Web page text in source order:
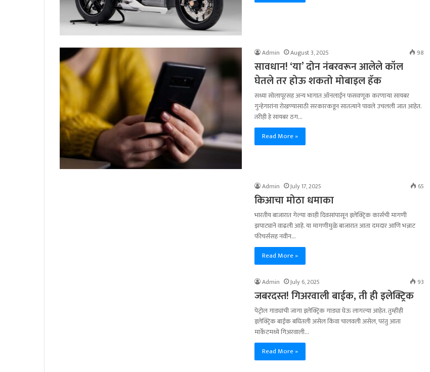
Admin August 3, 2025 98
सावधान! ‘या’ दोन नंबरवरून आलेले कॉल
घेतले तर होऊ शकतो मोबाइल हॅक
सध्या सोलापूरसह अन्य भागात ऑनलाईन फसवणूक करणाऱ्या सायबर
गुन्हेगारांना रोखण्यासाठी सरकारकडून सातत्याने पावले उचलली जात आहेत.
तरीही हे सायबर ठग…
Read More »
Admin July 17, 2025 65
किआचा मोठा धमाका
भारतीय बाजारात गेल्या काही दिवसांपासून इलेक्ट्रिक कार्सची मागणी
झपाट्याने वाढली आहे. या मागणीमुळे बाजारात आता दमदार आणि भन्नाट
फीचर्ससह नवीन…
Read More »
Admin July 6, 2025 93
जबरदस्त! गिअरवाली बाईक, ती ही इलेक्ट्रिक
पेट्रोल गाड्यांची जागा इलेक्ट्रिक गाड्या घेऊ लागल्या आहेत. तुम्हीही
इलेक्ट्रिक बाईक बघितली असेल किंवा चालवली असेल, परंतु आता
मार्केटमध्ये गिअरवाली…
Read More »